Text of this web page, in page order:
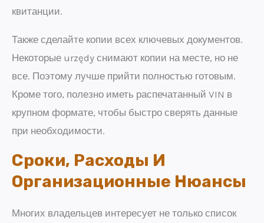
квитанции.
Также сделайте копии всех ключевых документов.
Некоторые urzędy снимают копии на месте, но не
все. Поэтому лучше прийти полностью готовым.
Кроме того, полезно иметь распечатанный VIN в
крупном формате, чтобы быстро сверять данные
при необходимости.
Сроки, Расходы И
Организационные Нюансы
Многих владельцев интересует не только список